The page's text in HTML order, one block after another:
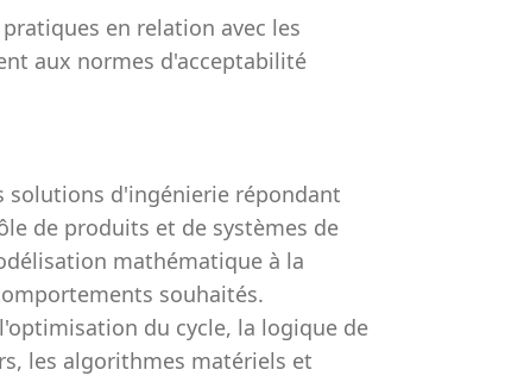
en relation avec les
aux normes d'acceptabilité
solutions d'ingénierie répondant
de produits et de systèmes de
mathématique à la
souhaités.
du cycle, la logique de
les algorithmes matériels et